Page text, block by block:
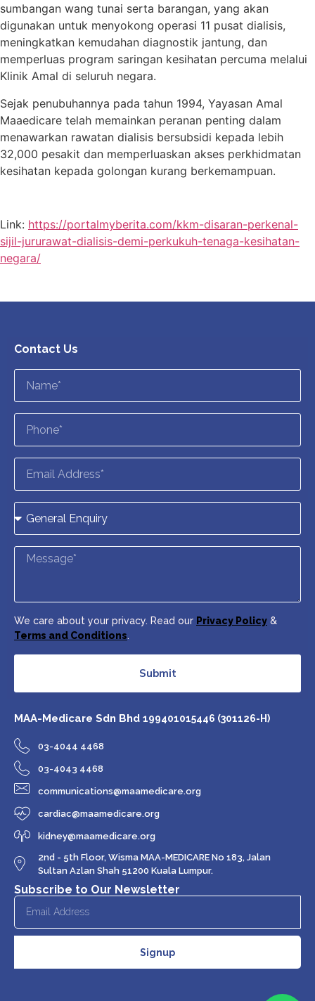
sumbangan wang tunai serta barangan, yang akan
digunakan untuk menyokong operasi 11 pusat dialisis,
meningkatkan kemudahan diagnostik jantung, dan
memperluas program saringan kesihatan percuma melalui
Klinik Amal di seluruh negara.
Sejak penubuhannya pada tahun 1994, Yayasan Amal
Maaedicare telah memainkan peranan penting dalam
menawarkan rawatan dialisis bersubsidi kepada lebih
32,000 pesakit dan memperluaskan akses perkhidmatan
kesihatan kepada golongan kurang berkemampuan.
Link: https://portalmyberita.com/kkm-disaran-perkenal-
sijil-jururawat-dialisis-demi-perkukuh-tenaga-kesihatan-
negara/
Contact Us
We care about your privacy. Read our Privacy Policy &
Terms and Conditions.
Submit
MAA-Medicare Sdn Bhd 199401015446 (301126-H)
03-4044 4468
03-4043 4468
communications@maamedicare.org
cardiac@maamedicare.org
kidney@maamedicare.org
2nd - 5th Floor, Wisma MAA-MEDICARE No 183, Jalan
Sultan Azlan Shah 51200 Kuala Lumpur.
Subscribe to Our Newsletter
Signup